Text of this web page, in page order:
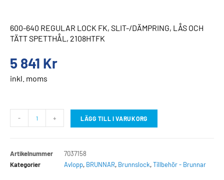
600-640 REGULAR LOCK FK, SLIT-/DÄMPRING, LÅS OCH
TÄTT SPETTHÅL, 2108HTFK
5 841 Kr
inkl. moms
- + LÄGG TILL I VARUKORG
Artikelnummer
7037158
Kategorier
Avlopp, BRUNNAR, Brunnslock,Tillbehör - Brunnar